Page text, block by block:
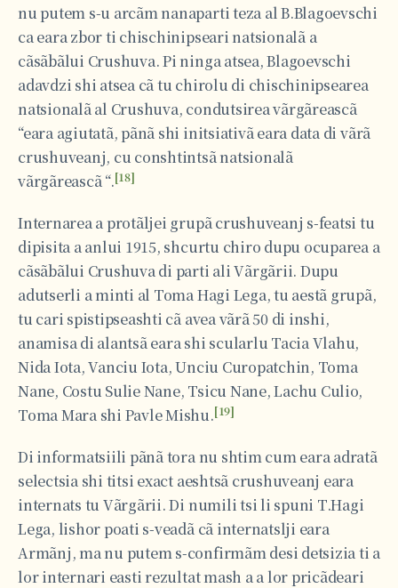
nu putem s-u arcãm nanaparti teza al B.Blagoevschi
ca eara zbor ti chischinipseari natsionalã a
cãsãbãlui Crushuva. Pi ninga atsea, Blagoevschi
adavdzi shi atsea cã tu chirolu di chischinipsearea
natsionalã al Crushuva, condutsirea vãrgãreascã
“eara agiutatã, pãnã shi initsiativã eara data di vãrã
crushuveanj, cu conshtintsã natsionalã
vãrgãreascã “.[18]
Internarea a protãljei grupã crushuveanj s-featsi tu
dipisita a anlui 1915, shcurtu chiro dupu ocuparea a
cãsãbãlui Crushuva di parti ali Vãrgãrii. Dupu
adutserli a minti al Toma Hagi Lega, tu aestã grupã,
tu cari spistipseashti cã avea vãrã 50 di inshi,
anamisa di alantsã eara shi scularlu Tacia Vlahu,
Nida Iota, Vanciu Iota, Unciu Curopatchin, Toma
Nane, Costu Sulie Nane, Tsicu Nane, Lachu Culio,
Toma Mara shi Pavle Mishu.[19]
Di informatsiili pãnã tora nu shtim cum eara adratã
selectsia shi titsi exact aeshtsã crushuveanj eara
internats tu Vãrgãrii. Di numili tsi li spuni T.Hagi
Lega, lishor poati s-veadã cã internatslji eara
Armãnj, ma nu putem s-confirmãm desi detsizia ti a
lor internari easti rezultat mash a a lor pricãdeari